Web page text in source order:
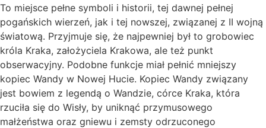
To miejsce pełne symboli i historii, tej dawnej pełnej
pogańskich wierzeń, jak i tej nowszej, związanej z II wojną
światową. Przyjmuje się, że najpewniej był to grobowiec
króla Kraka, założyciela Krakowa, ale też punkt
obserwacyjny. Podobne funkcje miał pełnić mniejszy
kopiec Wandy w Nowej Hucie. Kopiec Wandy związany
jest bowiem z legendą o Wandzie, córce Kraka, która
rzuciła się do Wisły, by uniknąć przymusowego
małżeństwa oraz gniewu i zemsty odrzuconego